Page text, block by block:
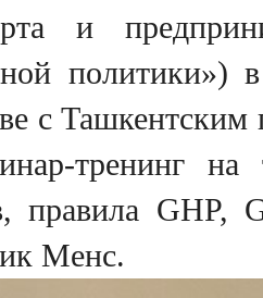
и
политики») в
с
тренинг
правила
Менс.